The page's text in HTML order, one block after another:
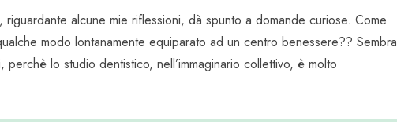
alcune mie riflessioni, dà spunto a domande curiose. Come
modo lontanamente equiparato ad un centro benessere?? Sembra
lo studio dentistico, nell’immaginario collettivo, è molto